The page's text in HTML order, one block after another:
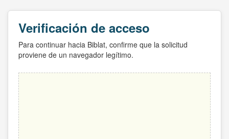
Verificación de acceso
Para continuar hacia Biblat, confirme que la solicitud
proviene de un navegador legítimo.